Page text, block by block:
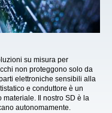
su misura per
non proteggono solo da
elettroniche sensibili alla
e conduttore è un
Il nostro SD è la
autonomamente.